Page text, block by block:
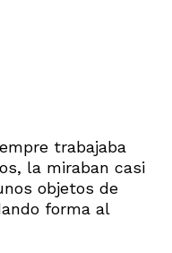
trabajaba
la miraban casi
objetos de
forma al